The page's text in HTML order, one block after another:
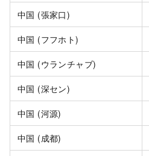
中国 (張家口)
中国 (フフホト)
中国 (ウランチャブ)
中国 (深セン)
中国 (河源)
中国 (成都)